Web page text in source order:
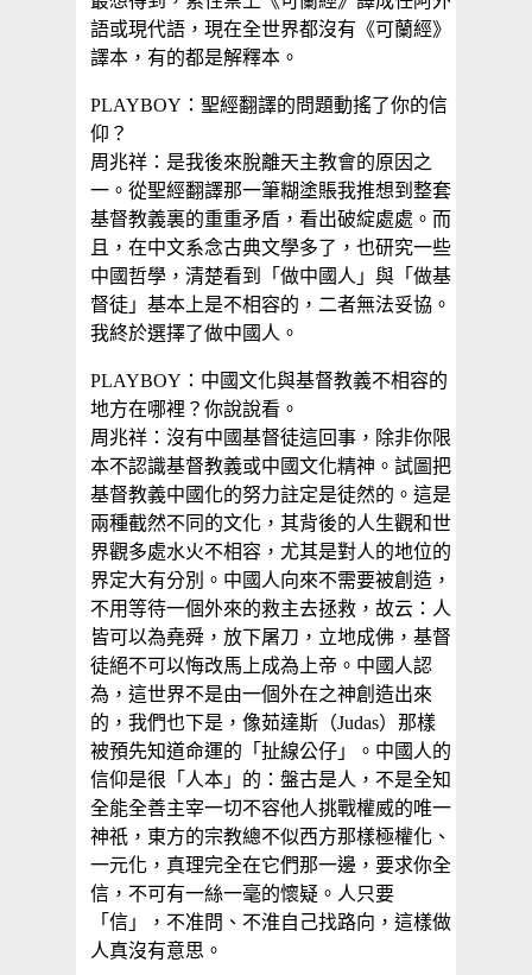
語或現代語，現在全世界都沒有《可蘭經》
譯本，有的都是解釋本。
PLAYBOY：聖經翻譯的問題動搖了你的信
仰？
周兆祥：是我後來脫離天主教會的原因之
一。從聖經翻譯那一筆糊塗賬我推想到整套
基督教義裏的重重矛盾，看出破綻處處。而
且，在中文系念古典文學多了，也研究一些
中國哲學，清楚看到「做中國人」與「做基
督徒」基本上是不相容的，二者無法妥協。
我終於選擇了做中國人。
PLAYBOY：中國文化與基督教義不相容的
地方在哪裡？你說說看。
周兆祥：沒有中國基督徒這回事，除非你限
本不認識基督教義或中國文化精神。試圖把
基督教義中國化的努力註定是徒然的。這是
兩種截然不同的文化，其背後的人生觀和世
界觀多處水火不相容，尤其是對人的地位的
界定大有分別。中國人向來不需要被創造，
不用等待一個外來的救主去拯救，故云：人
皆可以為堯舜，放下屠刀，立地成佛，基督
徒絕不可以悔改馬上成為上帝。中國人認
為，這世界不是由一個外在之神創造出來
的，我們也下是，像茹達斯（Judas）那樣
被預先知道命運的「扯線公仔」。中國人的
信仰是很「人本」的：盤古是人，不是全知
全能全善主宰一切不容他人挑戰權威的唯一
神祇，東方的宗教總不似西方那樣極權化、
一元化，真理完全在它們那一邊，要求你全
信，不可有一絲一毫的懷疑。人只要
「信」，不准問、不淮自己找路向，這樣做
人真沒有意思。